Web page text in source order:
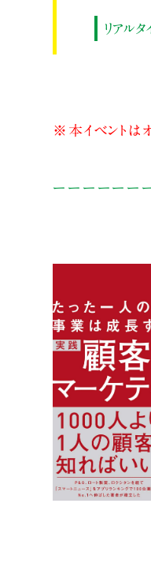
リアル
※本イベントは
ーーーーーー